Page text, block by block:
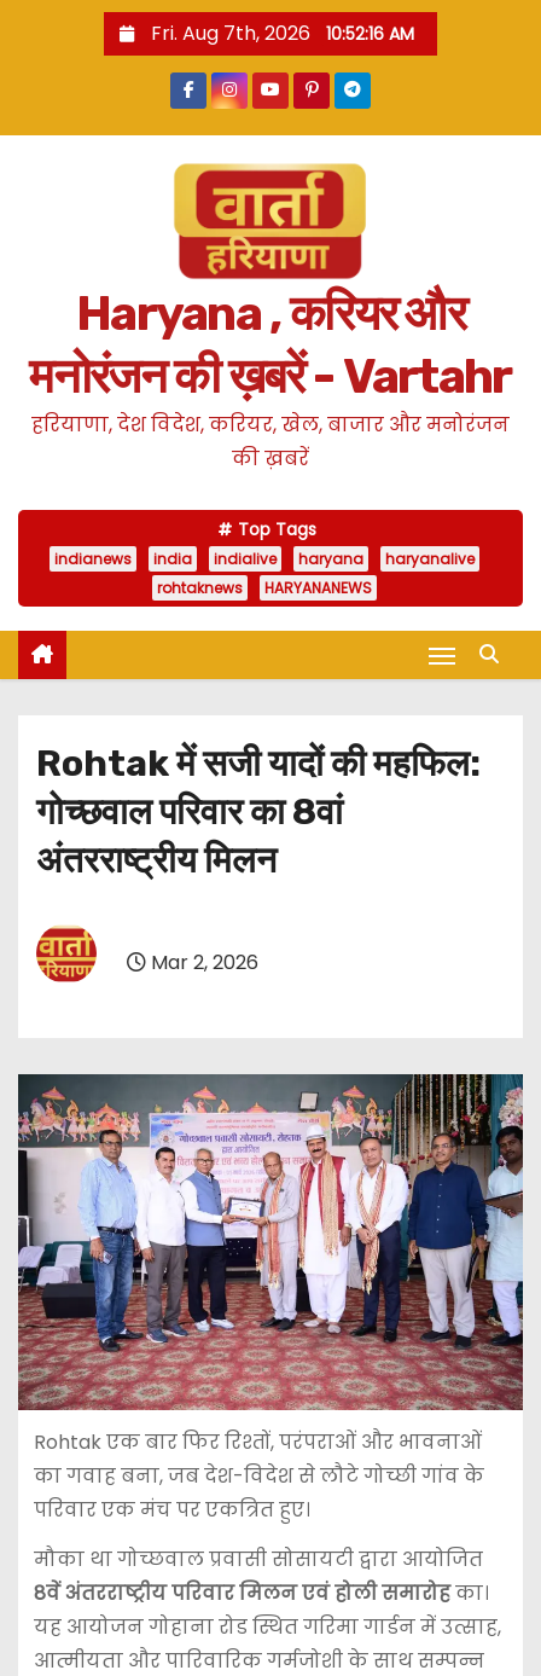
Fri. Aug 7th, 2026 10:52:17 AM
Haryana , करियर और
मनोरंजन की ख़बरें - Vartahr
हरियाणा, देश विदेश, करियर, खेल, बाजार और मनोरंजन
की ख़बरें
Top Tags
indianews india indialive haryana
haryanalive
rohtaknews
HARYANANEWS
Rohtak में सजी यादों की महफिल:
गोच्छवाल परिवार का 8वां
अंतरराष्ट्रीय मिलन
Mar 2, 2026
Rohtakएक बार फिर रिश्तों, परंपराओं और भावनाओं
का गवाह बना, जब देश-विदेश से लौटे गोच्छी गांव के
परिवार एक मंच पर एकत्रित हुए।
मौका था गोच्छवाल प्रवासी सोसायटी द्वारा आयोजित
8वें अंतरराष्ट्रीय परिवार मिलन एवं होली समारोहका।
यह आयोजन गोहाना रोड स्थित गरिमा गार्डन में उत्साह,
आत्मीयता और पारिवारिक गर्मजोशी के साथ सम्पन्न